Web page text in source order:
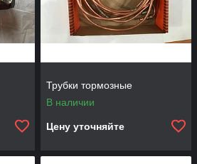
Трубки тормозные
В наличии
Цену уточняйте